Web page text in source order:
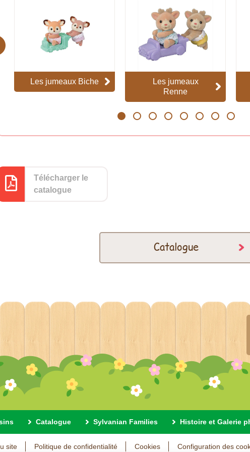
Les jumeaux Biche
Les jumeaux
Renne
Télécharger le
catalogue
Catalogue
Catalogue Sylvanian Families Histoire et Galerie
site Politique de confidentialité Cookies Configuration des